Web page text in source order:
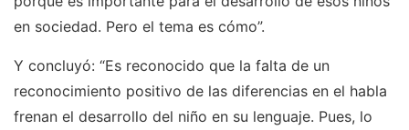
en sociedad. Pero el tema es cómo”.
Y concluyó: “Es reconocido que la falta de un
reconocimiento positivo de las diferencias en el habla
frenan el desarrollo del niño en su lenguaje. Pues, lo